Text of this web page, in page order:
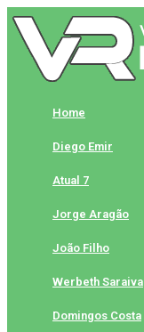
Skip
to
content
Home
Diego Emir
Atual 7
Jorge Aragão
João Filho
Werbeth Saraiva
Domingos Costa